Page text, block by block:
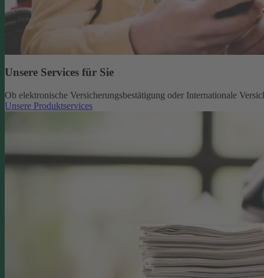
Unsere Services für Sie
Ob elektronische Versicherungsbestätigung oder Internationale
Unsere Produktservices